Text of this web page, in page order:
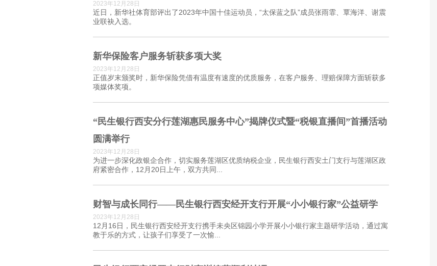
2023年12月28日
近日，新华社体育部评出了2023年中国十佳运动员，“太保蓝之队”成员张雨霏、覃海洋、谢震
业联袂入选。
新华保险客户服务斩获多项大奖
2023年12月28日
正值岁末颁奖时，新华保险凭借有温度有速度的优质服务，在客户服务、理赔保障方面斩获多
项媒体奖项。
“民生银行西安分行莲湖惠民服务中心”揭牌仪式暨“税银直播间”首播活动
圆满举行
2023年12月28日
为进一步深化政银企合作，切实服务莲湖区优质纳税企业，民生银行西安土门支行与莲湖区政
府紧密合作，12月20日上午，双方共同...
财智与成长同行——民生银行西安经开支行开展“小小银行家”公益研学
2023年12月28日
12月16日，民生银行西安经开支行携手未央区锦园小学开展小小银行家主题研学活动，通过寓
教于乐的方式，让孩子们享受了一次愉...